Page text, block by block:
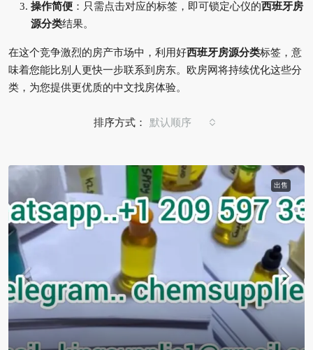
操作简便 ：只需点击对应的标签，即可锁定心仪的西班牙房
源分类结果。
在这个竞争激烈的房产市场中，利用好西班牙房源分类标签，意
味着您能比别人更快一步联系到房东。欧房网将持续优化这些分
类，为您提供更优质的中文找房体验。
排序方式： 默认顺序
出售